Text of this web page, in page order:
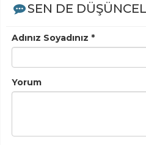
SEN DE
Adınız Soyadınız *
Yorum